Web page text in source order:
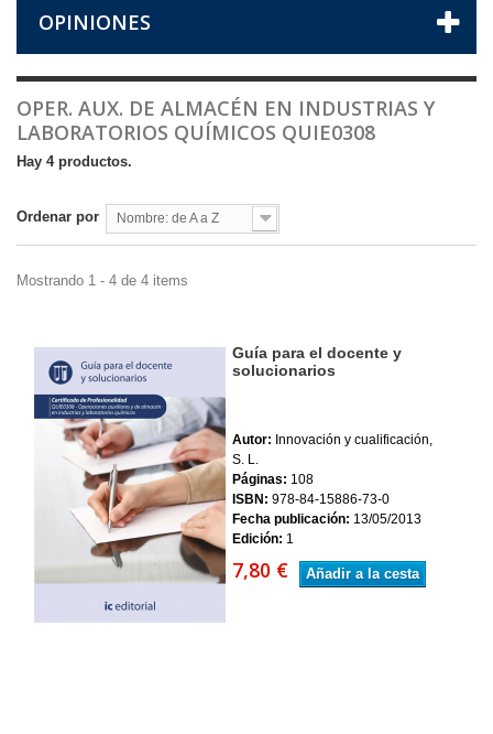
OPINIONES
OPER. AUX. DE ALMACÉN EN INDUSTRIAS Y
LABORATORIOS QUÍMICOS QUIE0308
Hay 4 productos.
Ordenar por Nombre: de A a Z
Mostrando 1 - 4 de 4 items
Guía para el docente y
solucionarios
Autor: Innovación y cualificación,
S. L.
Páginas: 108
ISBN: 978-84-15886-73-0
Fecha publicación: 13/05/2013
Edición: 1
7,80 € Añadir a la cesta